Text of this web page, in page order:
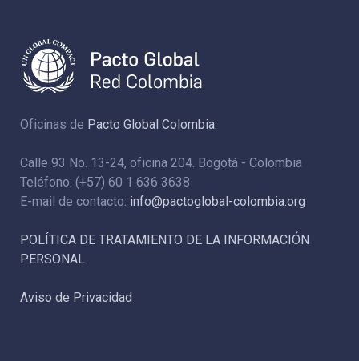
Oficinas de Pacto Global Colombia:
Calle 93 No. 13-24, oficina 204. Bogotá - Colombia
Teléfono: (+57) 60 1 636 3638
E-mail de contacto: info@pactoglobal-colombia.org
POLÍTICA DE TRATAMIENTO DE LA INFORMACIÓN
PERSONAL
Aviso de Privacidad